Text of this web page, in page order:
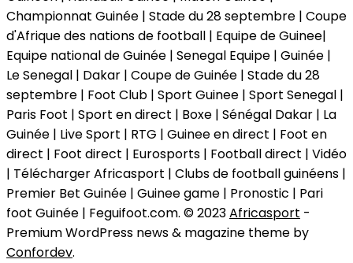
Championnat Guinée | Stade du 28 septembre | Coupe
d'Afrique des nations de football | Equipe de Guinee|
Equipe national de Guinée | Senegal Equipe | Guinée |
Le Senegal | Dakar | Coupe de Guinée | Stade du 28
septembre | Foot Club | Sport Guinee | Sport Senegal |
Paris Foot | Sport en direct | Boxe | Sénégal Dakar | La
Guinée | Live Sport | RTG | Guinee en direct | Foot en
direct | Foot direct | Eurosports | Football direct | Vidéo
| Télécharger Africasport | Clubs de football guinéens |
Premier Bet Guinée | Guinee game | Pronostic | Pari
foot Guinée | Feguifoot.com. © 2023Africasport -
Premium WordPress news & magazine theme by
Confordev.